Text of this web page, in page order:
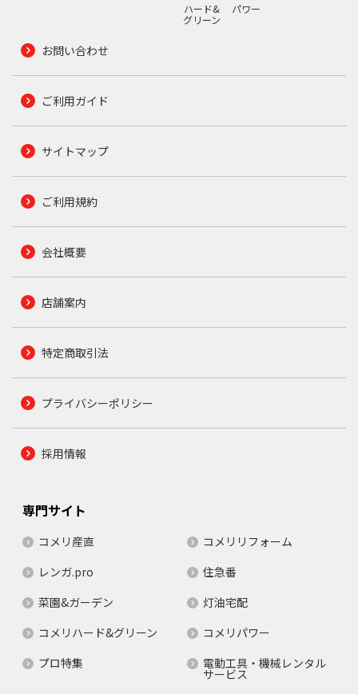
ハード&
グリーン
パワー
お問い合わせ
ご利用ガイド
サイトマップ
ご利用規約
会社概要
店舗案内
特定商取引法
プライバシーポリシー
採用情報
専門サイト
コメリ産直
コメリリフォーム
レンガ.pro
住急番
菜園&ガーデン
灯油宅配
コメリハード&グリーン
コメリパワー
プロ特集
電動工具・機械レンタル
サービス